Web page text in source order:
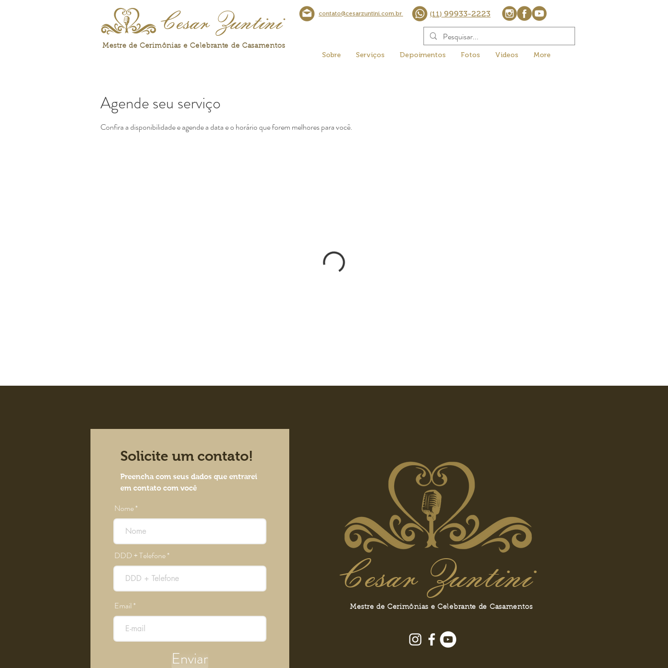
Cesar Zuntini
Mestre de Cerimônias e Celebrante de Casamentos
contato@cesarzuntini.com.br (11) 99933-2223
Sobre Serviços Depoimentos Fotos Videos More
Agende seu serviço
Confira a disponibilidade e agende a data e o horário que forem melhores para você.
Solicite um contato!
Preencha com seus dados que entrarei
em contato com você
Nome
DDD + Telefone
Email
Enviar
Cesar Zuntini
Mestre de Cerimônias e Celebrante de Casamentos